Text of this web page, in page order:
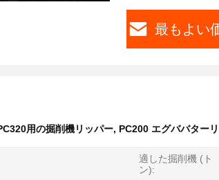
最もよい
用の掘削機リッパー, PC200 エグババター
適した掘削機 (ト
ン):